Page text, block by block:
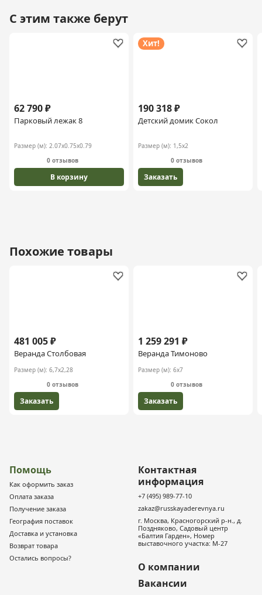
С этим также берут
62 790 ₽
Парковый лежак 8
Размер (м): 2.07х0.75х0.79
0 отзывов
В корзину
Хит!
190 318 ₽
Детский домик Сокол
Размер (м): 1,5х2
0 отзывов
Заказать
Похожие товары
481 005 ₽
Веранда Столбовая
Размер (м): 6,7х2,28
0 отзывов
Заказать
1 259 291 ₽
Веранда Тимоново
Размер (м): 6х7
0 отзывов
Заказать
Помощь
Как оформить заказ
Оплата заказа
Получение заказа
География поставок
Доставка и установка
Возврат товара
Остались вопросы?
Контактная
информация
+7 (495) 989-77-10
zakaz@russkayaderevnya.ru
г. Москва, Красногорский р-н., д.
Поздняково, Садовый центр
«Балтия Гарден», Номер
выставочного участка: М-27
О компании
Вакансии